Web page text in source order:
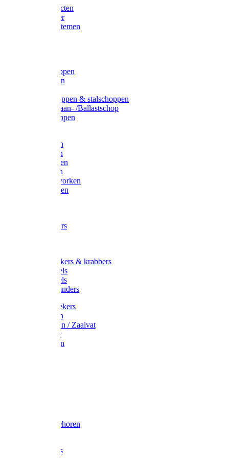
Tuin producten
Fruitplukker
Ophangsystemen
Betonschoppen
Schepbatsen
Ballastschoppen & stalschoppen
Slijtsrip Graan- /Ballastschop
Graanschoppen
Hooivorken
Mestvorken
Bietenvorken
Maisvorken
Aardappelvorken
Vijgenvorken
Tuinkrabbers
Onkruidstekers & krabbers
Hartschoffels
Ruitschoffels
Onkruidbranders
Graskantstekers
Verticuteren
Strooiwagen / Zaaivat
Grasmaaier
Grasscharen
Slede toebehoren
Composters